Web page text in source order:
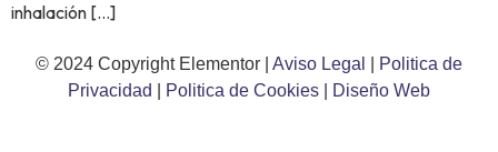
inhalación […]
© 2024 Copyright Elementor | Aviso Legal
Politica de
Privacidad
Politica de Cookies Diseño Web